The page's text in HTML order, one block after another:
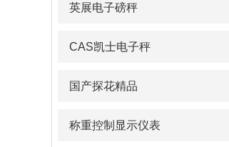
英展电子磅秤
CAS凯士电子秤
国产探花精品
称重控制显示仪表